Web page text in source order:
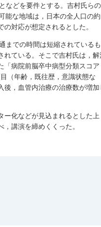
などを要件とする。吉村氏ら
能な地域は，日本の全人口の約
対応が想定されるとした。
までの時間は短縮されている
れている。そこで吉村氏は，解
「病院前脳卒中病型分類スコア
（年齢，既往歴，意識状態な
後，血管内治療の治療数が増加
ー化などが見込まれるとした上
講演を締めくくった。